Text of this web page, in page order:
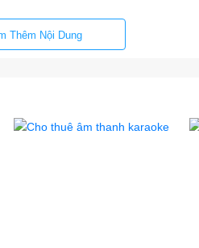
Thêm Nội Dung